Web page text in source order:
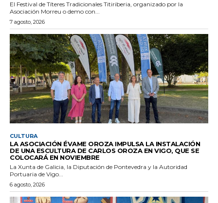
El Festival de Títeres Tradicionales Titiriberia, organizado por la
Asociación Morreu o demo con...
7 agosto, 2026
CULTURA
LA ASOCIACIÓN ÉVAME OROZA IMPULSA LA INSTALACIÓN
DE UNA ESCULTURA DE CARLOS OROZA EN VIGO, QUE SE
COLOCARÁ EN NOVIEMBRE
La Xunta de Galicia, la Diputación de Pontevedra y la Autoridad
Portuaria de Vigo...
6 agosto, 2026